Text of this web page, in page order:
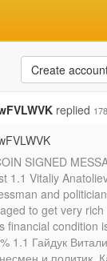
Create
replied
SIGNED
1.1 Vitaliy
and
to get very
financial condition
1.1 Гайдук
и политик.